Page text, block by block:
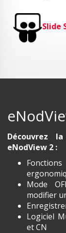
Slide
Découvrez
eNodView 2 :
Mode
modifier
Logiciel
et CN